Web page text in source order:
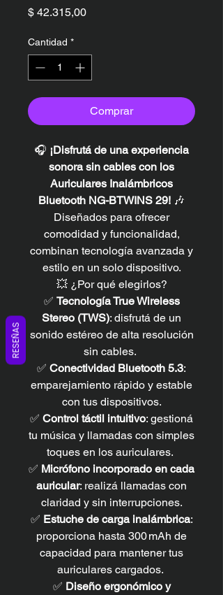
$ 42.315,00Precio
Cantidad *
Comprar
🎧 ¡Disfrutá de una experiencia
sonora sin cables con los
Auriculares Inalámbricos
Bluetooth NG-BTWINS 29! 🎶
Diseñados para ofrecer
comodidad y funcionalidad,
combinan tecnología avanzada y
estilo en un solo dispositivo.
💥 ¿Por qué elegirlos?
✅ Tecnología True Wireless
Stereo (TWS): disfrutá de un
sonido estéreo de alta resolución
sin cables.
✅ Conectividad Bluetooth 5.3:
emparejamiento rápido y estable
con tus dispositivos.
✅ Control táctil intuitivo: gestioná
tu música y llamadas con simples
toques en los auriculares.
✅ Micrófono incorporado en cada
auricular: realizá llamadas con
claridad y sin interrupciones.
✅ Estuche de carga inalámbrica:
proporciona hasta 300 mAh de
capacidad para mantener tus
auriculares cargados.
✅ Diseño ergonómico y
RESEÑAS